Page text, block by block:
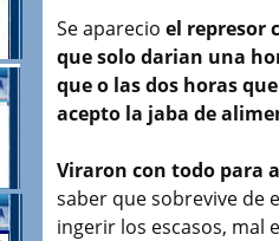
Se aparecio el represor
que solo darian una
que o las dos horas
acepto la jaba de
Viraron con todo para
saber que sobrevive de
ingerir los escasos, mal